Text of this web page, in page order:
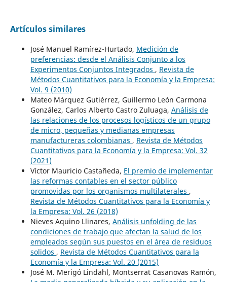
Artículos similares
José Manuel Ramírez-Hurtado, Medición de
preferencias: desde el Análisis Conjunto a los
Experimentos Conjuntos Integrados , Revista de
Métodos Cuantitativos para la Economía y la Empresa:
Vol. 9 (2010)
Mateo Márquez Gutiérrez, Guillermo León Carmona
González, Carlos Alberto Castro Zuluaga, Análisis de
las relaciones de los procesos logísticos de un grupo
de micro, pequeñas y medianas empresas
manufactureras colombianas , Revista de Métodos
Cuantitativos para la Economía y la Empresa: Vol. 32
(2021)
Víctor Mauricio Castañeda, El premio de implementar
las reformas contables en el sector público
promovidas por los organismos multilaterales ,
Revista de Métodos Cuantitativos para la Economía y
la Empresa: Vol. 26 (2018)
Nieves Aquino Llinares, Análisis unfolding de las
condiciones de trabajo que afectan la salud de los
empleados según sus puestos en el área de residuos
solidos , Revista de Métodos Cuantitativos para la
Economía y la Empresa: Vol. 20 (2015)
José M. Merigó Lindahl, Montserrat Casanovas Ramón,